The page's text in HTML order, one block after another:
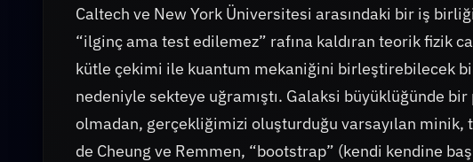
Caltech ve New York Üniversitesi arasındaki bir iş
“ilginç ama test edilemez” rafına kaldıran teorik fizik
kütle çekimi ile kuantum mekaniğini birleştirebilecek
nedeniyle sekteye uğramıştı. Galaksi büyüklüğünde bir
olmadan, gerçekliğimizi oluşturduğu varsayılan minik,
de Cheung ve Remmen, “bootstrap” (kendi kendine